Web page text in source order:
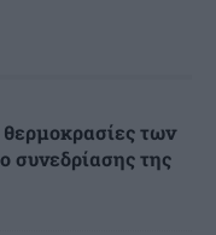
θερμοκρασίες των
συνεδρίασης της